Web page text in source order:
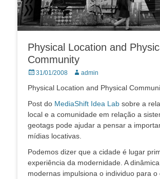
Physical Location and
Community
Posted
31/01/2008 Autor:admin
Physical Location and Physical
Post do MediaShift Idea Lab sobre a
local e a comunidade em relação a
geotags pode ajudar a pensar a
mídias locativas.
Podemos dizer que a cidade é lugar
experiência da modernidade. A
modernas impulsiona o individuo para o